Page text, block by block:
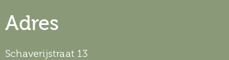
Adres
Schaverijstraat 13